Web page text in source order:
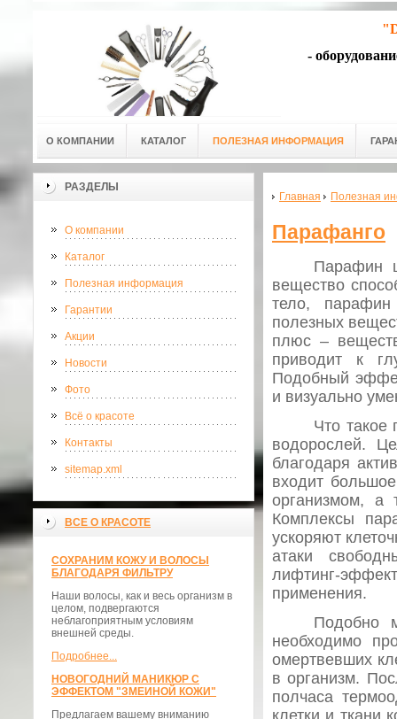
-
О КОМПАНИИ КАТАЛОГ ПОЛЕЗНАЯ ИНФОРМАЦИЯ
РАЗДЕЛЫ
О компании
Каталог
Полезная информация
Гарантии
Акции
Новости
Фото
Всё о красоте
Контакты
sitemap.xml
ВСЕ О КРАСОТЕ
СОХРАНИМ КОЖУ И ВОЛОСЫ
БЛАГОДАРЯ ФИЛЬТРУ
Наши волосы, как и весь организм в
целом, подвергаются
неблагоприятным условиям
внешней среды.
Подробнее...
НОВОГОДНИЙ МАНИКЮР С
ЭФФЕКТОМ "ЗМЕИНОЙ КОЖИ"
Предлагаем вашему вниманию
Главная Полезная
Парафанго
Парафин
вещество
тело,
полезных
плюс –
приводит к
Подобный
и визуально
Что такое
водорослей.
благодаря
входит
организмом, а
Комплексы
ускоряют
атаки
лифтинг-
применения.
Подобно
необходимо
омертвевших
в организм.
полчаса